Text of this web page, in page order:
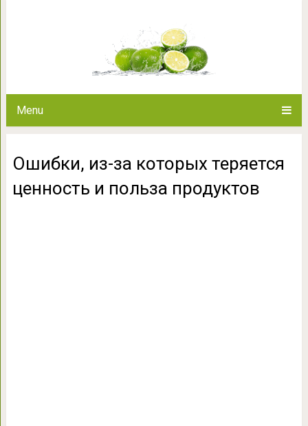
Menu
Ошибки, из-за которых теряется
ценность и польза продуктов